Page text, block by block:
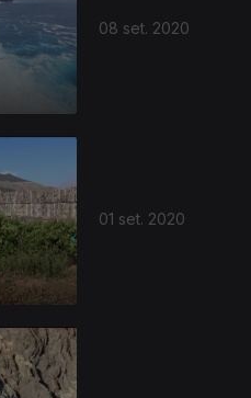
08 set. 2020
01 set. 2020